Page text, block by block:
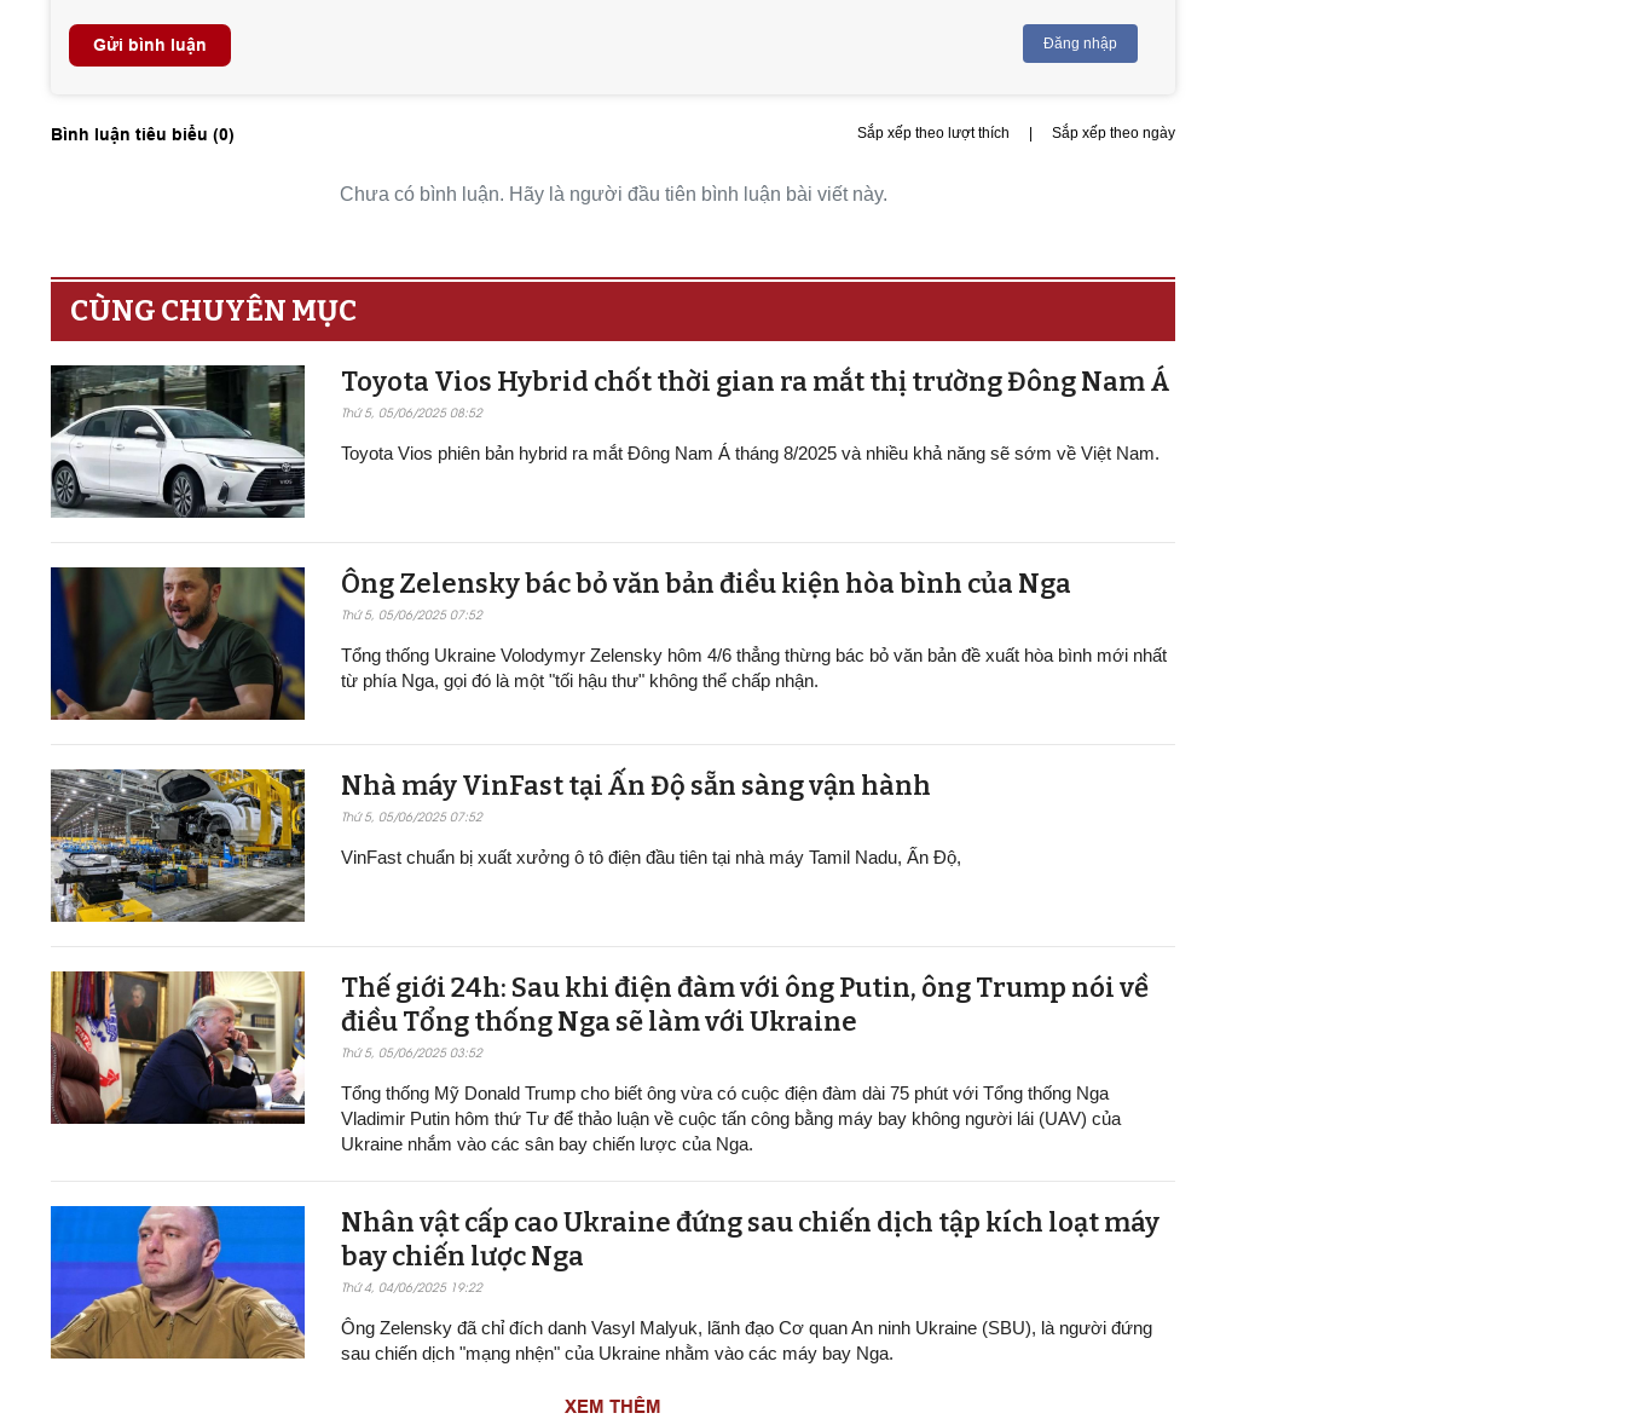
Gửi bình luận Đăng nhập
Bình luận tiêu biểu (0) Sắp xếp theo lượt thích | Sắp xếp theo ngày
Chưa có bình luận. Hãy là người đầu tiên bình luận bài viết này.
CÙNG CHUYÊN MỤC
Toyota Vios Hybrid chốt thời gian ra mắt thị trường Đông Nam Á
Thứ 5, 05/06/2025 08:52
Toyota Vios phiên bản hybrid ra mắt Đông Nam Á tháng 8/2025 và nhiều khả năng sẽ sớm về Việt Nam.
Ông Zelensky bác bỏ văn bản điều kiện hòa bình của Nga
Thứ 5, 05/06/2025 07:52
Tổng thống Ukraine Volodymyr Zelensky hôm 4/6 thẳng thừng bác bỏ văn bản đề xuất hòa bình mới nhất
từ phía Nga, gọi đó là một "tối hậu thư" không thể chấp nhận.
Nhà máy VinFast tại Ấn Độ sẵn sàng v​​​​​​​ận hành
Thứ 5, 05/06/2025 07:52
VinFast chuẩn bị xuất xưởng ô tô điện đầu tiên tại nhà máy Tamil Nadu, Ấn Độ,
Thế giới 24h: Sau khi điện đàm với ông Putin, ông Trump nói về
điều Tổng thống Nga sẽ làm với Ukraine
Thứ 5, 05/06/2025 03:52
Tổng thống Mỹ Donald Trump cho biết ông vừa có cuộc điện đàm dài 75 phút với Tổng thống Nga
Vladimir Putin hôm thứ Tư để thảo luận về cuộc tấn công bằng máy bay không người lái (UAV) của
Ukraine nhắm vào các sân bay chiến lược của Nga.
Nhân vật cấp cao Ukraine đứng sau chiến dịch tập kích loạt máy
bay chiến lược Nga
Thứ 4, 04/06/2025 19:22
Ông Zelensky đã chỉ đích danh Vasyl Malyuk, lãnh đạo Cơ quan An ninh Ukraine (SBU), là người đứng
sau chiến dịch "mạng nhện" của Ukraine nhằm vào các máy bay Nga.
XEM THÊM